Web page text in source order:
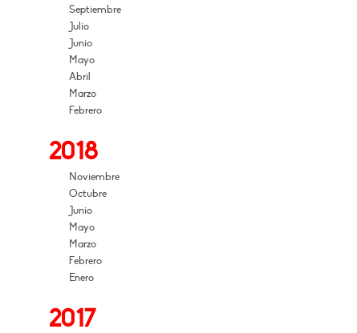
Septiembre
Julio
Junio
Mayo
Abril
Marzo
Febrero
2018
Noviembre
Octubre
Junio
Mayo
Marzo
Febrero
Enero
2017